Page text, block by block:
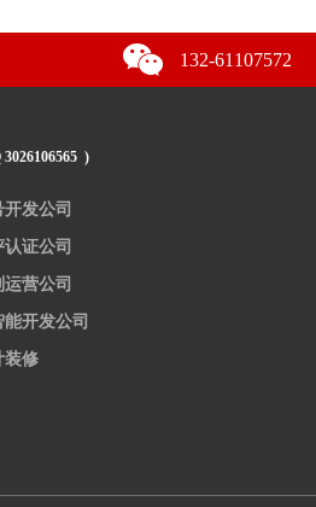
132-61107572
)
发公司
证公司
营公司
开发公司
装修